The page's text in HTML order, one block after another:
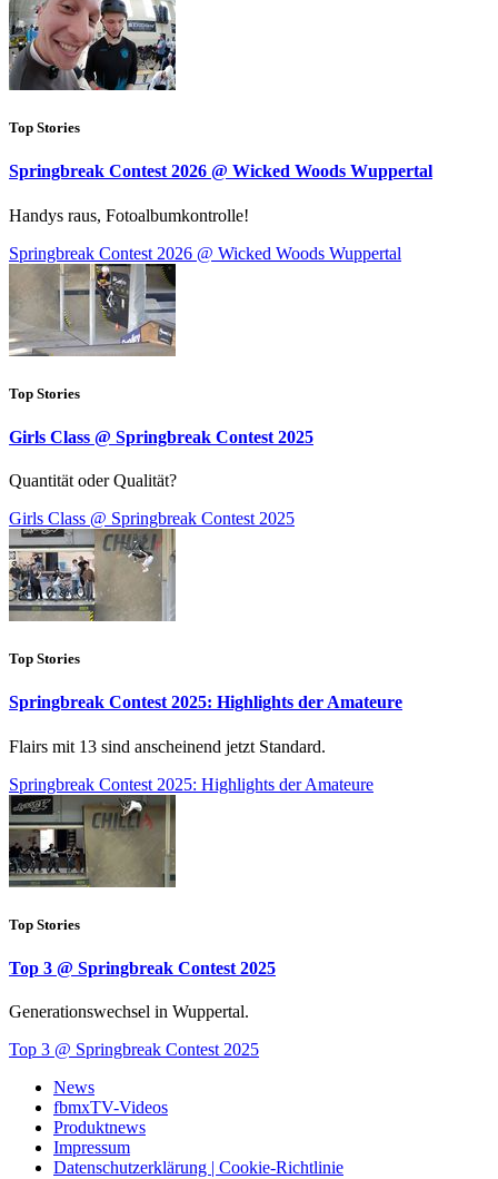
Top Stories
Springbreak Contest 2026 @ Wicked Woods Wuppertal
Handys raus, Fotoalbumkontrolle!
Springbreak Contest 2026 @ Wicked Woods Wuppertal
Top Stories
Girls Class @ Springbreak Contest 2025
Quantität oder Qualität?
Girls Class @ Springbreak Contest 2025
Top Stories
Springbreak Contest 2025: Highlights der Amateure
Flairs mit 13 sind anscheinend jetzt Standard.
Springbreak Contest 2025: Highlights der Amateure
Top Stories
Top 3 @ Springbreak Contest 2025
Generationswechsel in Wuppertal.
Top 3 @ Springbreak Contest 2025
News
fbmxTV-Videos
Produktnews
Impressum
Datenschutzerklärung | Cookie-Richtlinie